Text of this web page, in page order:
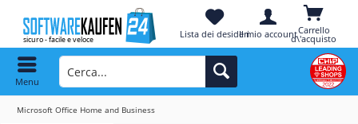
Carrello
d\'acquisto
Lista dei desideriIl mio account
Menu
Microsoft Office Home and Business